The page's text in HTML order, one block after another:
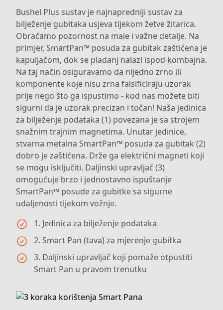
Bushel Plus sustav je najnapredniji sustav za
bilježenje gubitaka usjeva tijekom žetve žitarica.
Obraćamo pozornost na male i važne detalje. Na
primjer, SmartPan™ posuda za gubitak zaštićena je
kapuljačom, dok se pladanj nalazi ispod kombajna.
Na taj način osiguravamo da nijedno zrno ili
komponente koje nisu zrna falsificiraju uzorak
prije nego što ga ispustimo - kod nas možete biti
sigurni da je uzorak precizan i točan! Naša jedinica
za bilježenje podataka (1) povezana je sa strojem
snažnim trajnim magnetima. Unutar jedinice,
stvarna metalna SmartPan™ posuda za gubitak (2)
dobro je zaštićena. Drže ga električni magneti koji
se mogu isključiti. Daljinski upravljač (3)
omogućuje brzo i jednostavno ispuštanje
SmartPan™ posude za gubitke sa sigurne
udaljenosti tijekom vožnje.
1. Jedinica za bilježenje podataka
2. Smart Pan (tava) za mjerenje gubitka
3. Daljinski upravljač koji pomaže otpustiti
Smart Pan u pravom trenutku